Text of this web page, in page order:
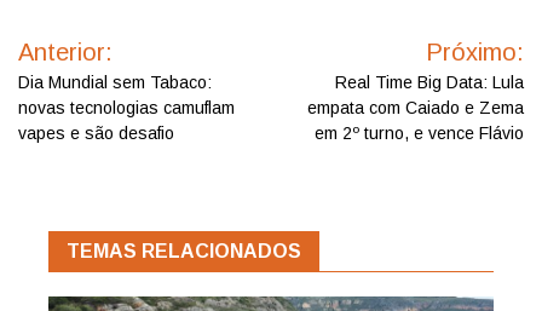
de
Anterior:
Dia Mundial sem Tabaco:
novas tecnologias camuflam
vapes e são desafio
Próximo:
Real Time Big Data: Lula
empata com Caiado e Zema
em 2º turno, e vence Flávio
TEMAS RELACIONADOS